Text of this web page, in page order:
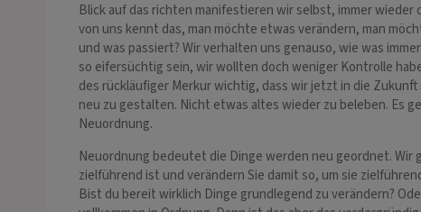
Blick auf das richten manifestieren wir selbst, immer
von uns kennt das, man möchte etwas verändern, man
und was passiert? Wir verhalten uns genauso, wie was
so eifersüchtig sein, wir wollten doch weniger Kontrolle
des rückläufiger Merkur wichtig, dass wir jetzt in die
neu zu gestalten. Nicht etwas altes wieder zu beleben. Es
Neuordnung.
Neuordnung bedeutet die Dinge werden neu geordnet. Wir
zielführend ist und verändern Sie damit so, um sie
Bist du bereit wirklich Dinge grundlegend zu verändern?